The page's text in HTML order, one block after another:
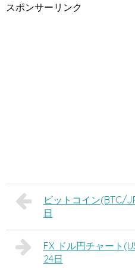
スポンサーリンク
ビットコイン(BTC/
日
FX ドル円チャート
24日